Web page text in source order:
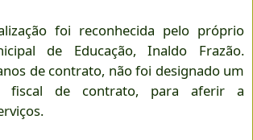
foi reconhecida pelo próprio
de Educação, Inaldo Frazão.
de contrato, não foi designado um
fiscal de contrato, para aferir a